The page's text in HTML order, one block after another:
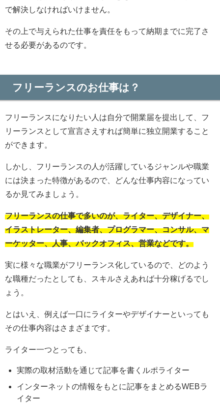
で解決しなければいけません。
その上で与えられた仕事を責任をもって納期までに完了さ
せる必要があるのです。
フリーランスのお仕事は？
フリーランスになりたい人は自分で開業届を提出して、フ
リーランスとして宣言さえすれば簡単に独立開業すること
ができます。
しかし、フリーランスの人が活躍しているジャンルや職業
には決まった特徴があるので、どんな仕事内容になってい
るか見てみましょう。
フリーランスの仕事で多いのが、ライター、デザイナー、
イラストレーター、編集者、プログラマー、コンサル、マ
ーケッター、人事、バックオフィス、営業などです。
実に様々な職業がフリーランス化しているので、どのよう
な職種だったとしても、スキルさえあれば十分稼げるでし
ょう。
とはいえ、例えば一口にライターやデザイナーといっても
その仕事内容はさまざまです。
ライター一つとっても、
実際の取材活動を通じて記事を書くルポライター
インターネットの情報をもとに記事をまとめるWEBラ
イター